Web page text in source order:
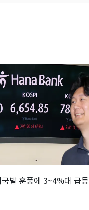
발 훈풍에 3~4%대 급등